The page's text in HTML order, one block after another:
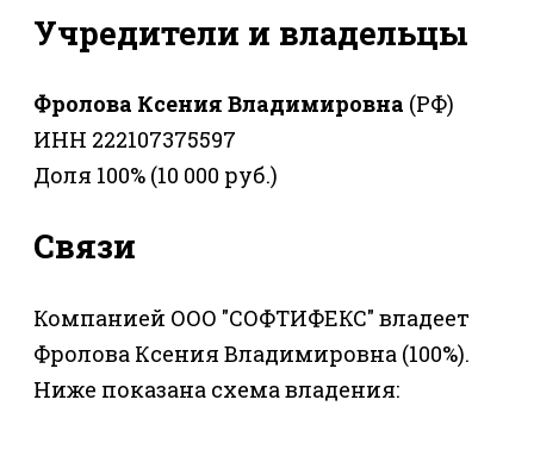
Учредители и владельцы
Фролова Ксения Владимировна (РФ)
ИНН 222107375597
Доля 100% (10 000 руб.)
Связи
Компанией ООО "СОФТИФЕКС" владеет
Фролова Ксения Владимировна (100%).
Ниже показана схема владения: